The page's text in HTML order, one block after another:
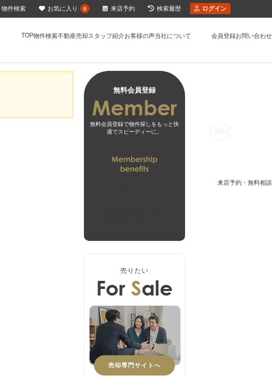
TOP物件検索不動産売却スタッフ紹介お客様の声当社について 会員登録お問い合わせ
来店予約・無料相談
無料会員登録
無料会員登録で物件探しをもっと快
適でスピーディーに。
売りたい
売却専門サイトへ
物件検索 お気に入り 0 来店予約 検索履歴 ログイン